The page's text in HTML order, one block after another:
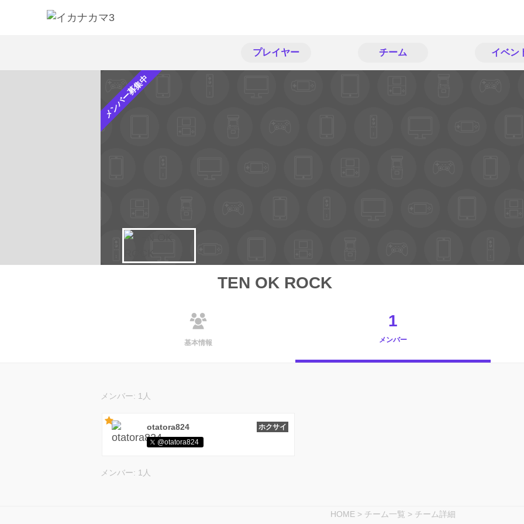
プレイヤー チーム イベン
メンバー募集中
TEN OK ROCK
基本情報
1
メンバー
メンバー: 1人
otatora824
ホクサイ
@otatora824
メンバー: 1人
HOME > チーム一覧 > チーム詳細